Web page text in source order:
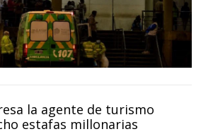
la agente de turismo
estafas millonarias